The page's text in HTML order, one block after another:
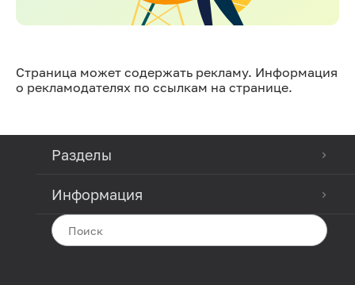
Страница может содержать рекламу. Информация
о рекламодателях по ссылкам на странице.
Разделы
Информация